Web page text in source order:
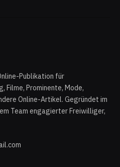
Publikation für
Filme, Prominente, Mode,
Online-Artikel. Gegründet im
Team engagierter Freiwilliger,